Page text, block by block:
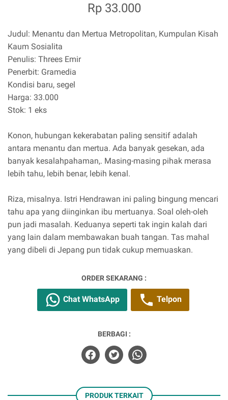
Rp 33.000
Judul: Menantu dan Mertua Metropolitan, Kumpulan Kisah
Kaum Sosialita
Penulis: Threes Emir
Penerbit: Gramedia
Kondisi baru, segel
Harga: 33.000
Stok: 1 eks
Konon, hubungan kekerabatan paling sensitif adalah
antara menantu dan mertua. Ada banyak gesekan, ada
banyak kesalahpahaman,. Masing-masing pihak merasa
lebih tahu, lebih benar, lebih kenal.
Riza, misalnya. Istri Hendrawan ini paling bingung mencari
tahu apa yang diinginkan ibu mertuanya. Soal oleh-oleh
pun jadi masalah. Keduanya seperti tak ingin kalah dari
yang lain dalam membawakan buah tangan. Tas mahal
yang dibeli di Jepang pun tidak cukup memuaskan.
ORDER SEKARANG :
Chat WhatsApp Telpon
BERBAGI :
PRODUK TERKAIT